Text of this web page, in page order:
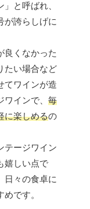
と呼ばれ、
が誇らしげに
良くなかった
たい場合など
てワインが造
インで、 毎
に楽しめるの
テージワイン
嬉しい点で
日々の食卓に
です。